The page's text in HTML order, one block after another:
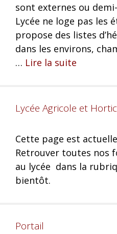
sont externes ou
Lycée ne loge pas les
propose des listes
dans les environs,
… Lire la suite
Lycée Agricole et
Cette page est
Retrouver toutes nos
au lycée dans la
bientôt.
Portail